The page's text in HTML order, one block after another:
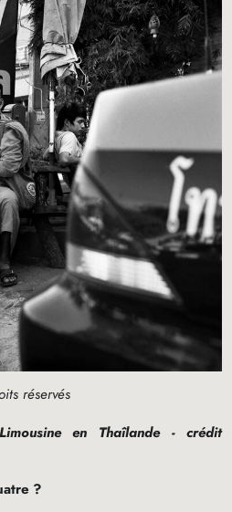
réservés
en Thaîlande - crédit
?